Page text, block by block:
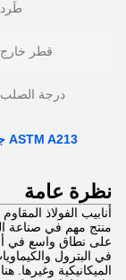
قطر
درجة
نظرة عامة
أنابيب الفولاذ
على نطاق واسع في
في البترول
الميكانيكية وغيرها.